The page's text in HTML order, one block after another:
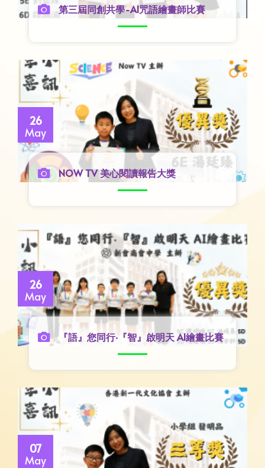
第三屆同創共學-AI咒語繪畫師比賽
26
May
NOW TV 美心閱讀報告大獎
26
May
『語』您同行‧『智』啟明天 AI繪畫比賽
07
May